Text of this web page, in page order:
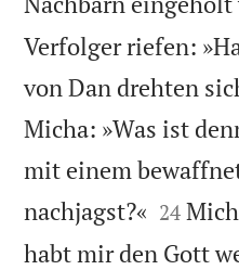
Verfolger riefen:
von Dan drehten
Micha: »Was ist
mit einem
nachjagst?« 

24
habt mir den Gott